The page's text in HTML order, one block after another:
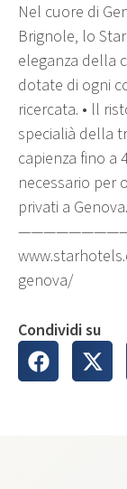
Nel cuore di
Brignole, lo
eleganza della
dotate di ogni
ricercata. • ll
specialià della
capienza fino a
necessario per
privati a Genova.
genova/
Condividi su